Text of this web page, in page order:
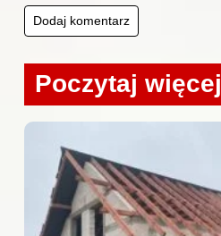
Poczytaj więcej